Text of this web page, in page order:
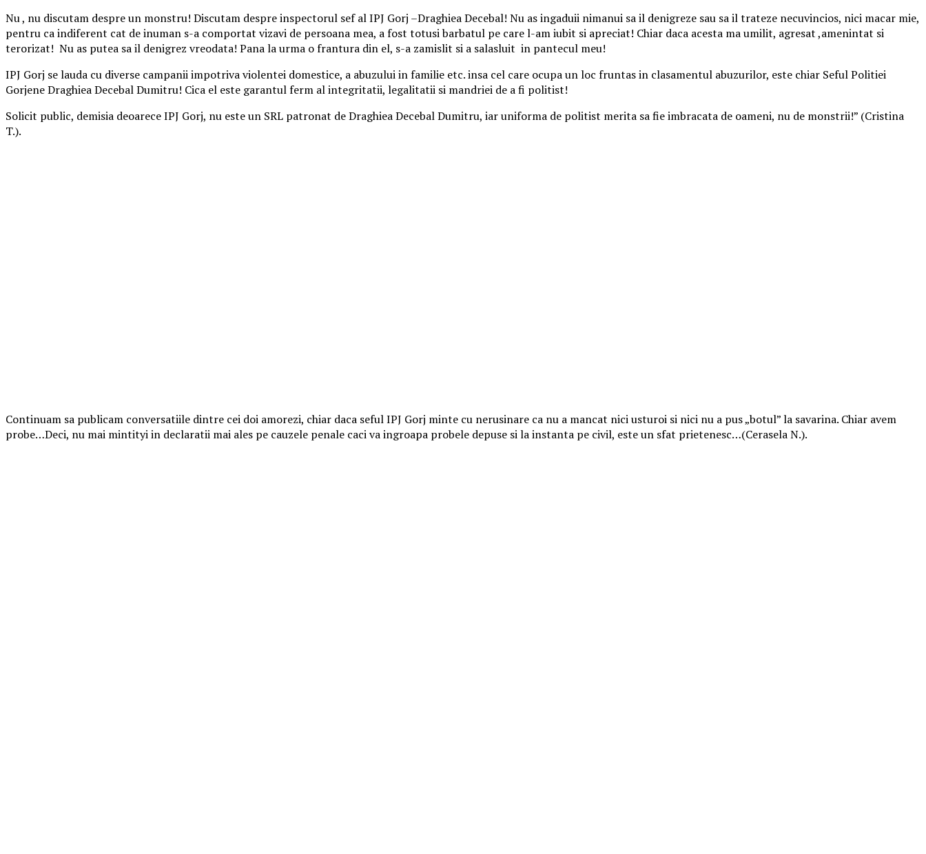
Nu , nu discutam despre un monstru! Discutam despre inspectorul sef al IPJ Gorj –Draghiea Decebal! Nu as ingaduii nimanui sa il denigreze sau sa il trateze necuvincios, nici macar mie,
pentru ca indiferent cat de inuman s-a comportat vizavi de persoana mea, a fost totusi barbatul pe care l-am iubit si apreciat! Chiar daca acesta ma umilit, agresat ,amenintat si
terorizat! Nu as putea sa il denigrez vreodata! Pana la urma o frantura din el, s-a zamislit si a salasluit in pantecul meu!
IPJ Gorj se lauda cu diverse campanii impotriva violentei domestice, a abuzului in familie etc. insa cel care ocupa un loc fruntas in clasamentul abuzurilor, este chiar Seful Politiei
Gorjene Draghiea Decebal Dumitru! Cica el este garantul ferm al integritatii, legalitatii si mandriei de a fi politist!
Solicit public, demisia deoarece IPJ Gorj, nu este un SRL patronat de Draghiea Decebal Dumitru, iar uniforma de politist merita sa fie imbracata de oameni, nu de monstrii!” (Cristina
T.).
Continuam sa publicam conversatiile dintre cei doi amorezi, chiar daca seful IPJ Gorj minte cu nerusinare ca nu a mancat nici usturoi si nici nu a pus „botul” la savarina. Chiar avem
probe…Deci, nu mai mintityi in declaratii mai ales pe cauzele penale caci va ingroapa probele depuse si la instanta pe civil, este un sfat prietenesc…(Cerasela N.).